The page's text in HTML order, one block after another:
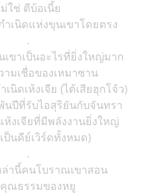
ใช่ ตีบ้อเนี้ย
เนิดแห่งขุนเขาโดยตรง
.
เขาเป็นอะไรที่ยิ่งใหญ่มาก
ามเชื่อของเหมาซาน
นิดเห้งเจีย (ไต้เสียฮุกโจ้ว)
นปีที่รับไอสุริยันกับจันทรา
ห้งเจียที่มีพลังงานยิ่งใหญ่
ป็นคีย์เวิร์ดทั้งหมด)
.
ล่านี้คนโบราณเขาสอน
ณธรรมของหยู